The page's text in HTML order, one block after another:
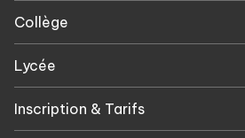
Collège
Lycée
Inscription & Tarifs